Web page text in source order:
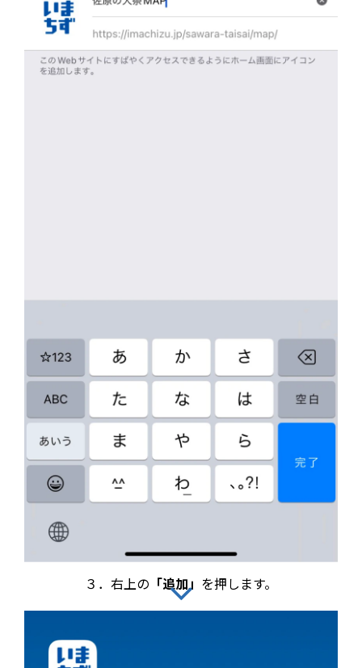
３．右上の 「追加」 を押します。